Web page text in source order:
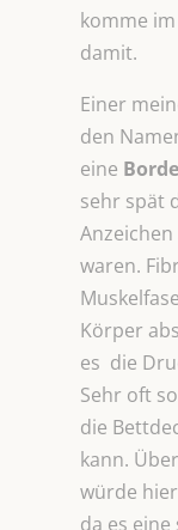
komme
damit.
Einer
den
eine
sehr spät
waren.
Körper
es die
Sehr oft
die
kann. Über
würde
da es